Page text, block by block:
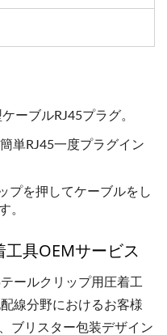
ーブルRJ45プラグ。
単RJ45一度プラグイン
プを押してケーブルをし
。
工具OEMサービス
ールクリップ用圧着工
線分野におけるお客様
ブリスター包装デザイン